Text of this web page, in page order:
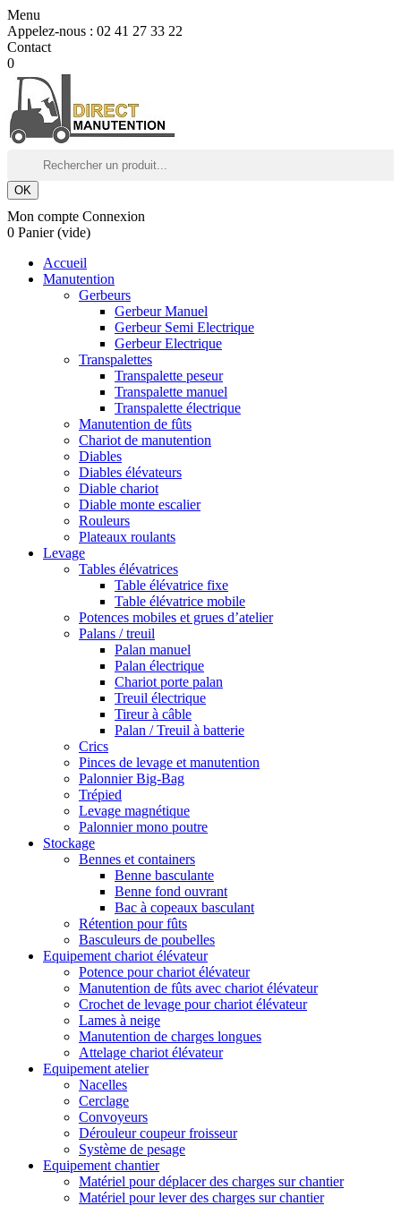
Menu
Appelez-nous : 02 41 27 33 22
Contact
0
OK
Mon compte Connexion
0 Panier (vide)
Accueil
Manutention
Gerbeurs
Gerbeur Manuel
Gerbeur Semi Electrique
Gerbeur Electrique
Transpalettes
Transpalette peseur
Transpalette manuel
Transpalette électrique
Manutention de fûts
Chariot de manutention
Diables
Diables élévateurs
Diable chariot
Diable monte escalier
Rouleurs
Plateaux roulants
Levage
Tables élévatrices
Table élévatrice fixe
Table élévatrice mobile
Potences mobiles et grues d’atelier
Palans / treuil
Palan manuel
Palan électrique
Chariot porte palan
Treuil électrique
Tireur à câble
Palan / Treuil à batterie
Crics
Pinces de levage et manutention
Palonnier Big-Bag
Trépied
Levage magnétique
Palonnier mono poutre
Stockage
Bennes et containers
Benne basculante
Benne fond ouvrant
Bac à copeaux basculant
Rétention pour fûts
Basculeurs de poubelles
Equipement chariot élévateur
Potence pour chariot élévateur
Manutention de fûts avec chariot élévateur
Crochet de levage pour chariot élévateur
Lames à neige
Manutention de charges longues
Attelage chariot élévateur
Equipement atelier
Nacelles
Cerclage
Convoyeurs
Dérouleur coupeur froisseur
Système de pesage
Equipement chantier
Matériel pour déplacer des charges sur chantier
Matériel pour lever des charges sur chantier